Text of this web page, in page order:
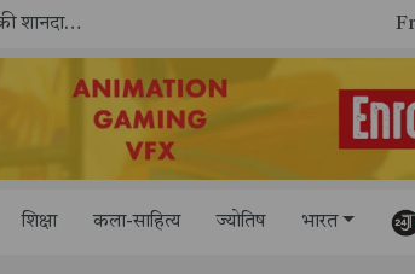
सितंबर में मॉयल ने रचा नया कीर्तिमान, अब तक का सर्वश्रेष्ठ उत्पादन दर्ज: दूसरी तिमाही में 10.3% की शानदार उत्पादन वृद्धि
शिक्षा कला-साहित्य ज्योतिष भारत